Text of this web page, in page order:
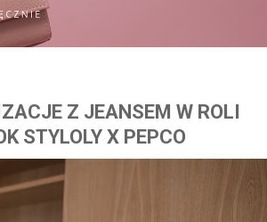
Z JEANSEM W ROLI
STYLOLY X PEPCO